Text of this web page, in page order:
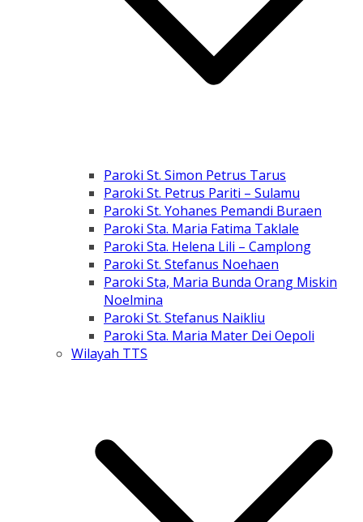
Paroki St. Simon Petrus Tarus
Paroki St. Petrus Pariti – Sulamu
Paroki St. Yohanes Pemandi Buraen
Paroki Sta. Maria Fatima Taklale
Paroki Sta. Helena Lili – Camplong
Paroki St. Stefanus Noehaen
Paroki Sta, Maria Bunda Orang Miskin
Noelmina
Paroki St. Stefanus Naikliu
Paroki Sta. Maria Mater Dei Oepoli
Wilayah TTS